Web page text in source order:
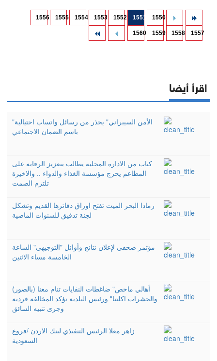
1550
1551
1552
1553
1554
1555
1556
1557
1558
1559
1560
اقرأ أيضا
"الأمن السيبراني" يحذر من رسائل واتساب احتيالية
باسم الضمان الاجتماعي
كتاب من الادارة المحلية يطالب بتعزيز الرقابة على
المطاعم يحرج مؤسسة الغذاء والدواء .. والاخيرة
تلتزم الصمت
رمادا البحر الميت تفتح اوراق دفاترها القديم وتشكل
لجنة تدقيق للسنوات الماضية
مؤتمر صحفي لإعلان نتائج وأوائل "التوجيهي" الساعة
الخامسة مساء الاثنين
(بالصور) أهالي ماحص" ضاغطات النفايات تنام معنا
والحشرات اكلتنا" ورئيس البلدية تؤكد المخالفة فردية
وجرى تنبيه السائق
زاهر معلا الرئيس التنفيذي لبنك الاردن /فروع
السعودية